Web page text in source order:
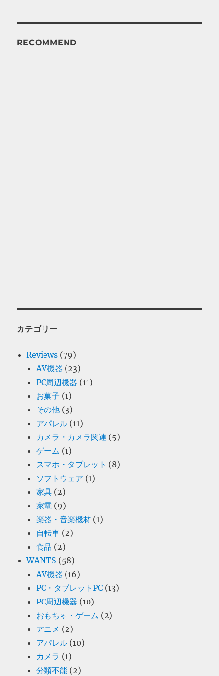
RECOMMEND
カテゴリー
Reviews (79)
AV機器 (23)
PC周辺機器 (11)
お菓子 (1)
その他 (3)
アパレル (11)
カメラ・カメラ関連 (5)
ゲーム (1)
スマホ・タブレット (8)
ソフトウェア (1)
家具 (2)
家電 (9)
楽器・音楽機材 (1)
自転車 (2)
食品 (2)
WANTS (58)
AV機器 (16)
PC・タブレットPC (13)
PC周辺機器 (10)
おもちゃ・ゲーム (2)
アニメ (2)
アパレル (10)
カメラ (1)
分類不能 (2)